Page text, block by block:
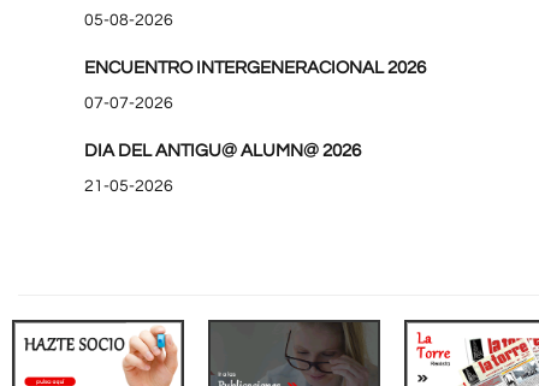
05-08-2026
ENCUENTRO INTERGENERACIONAL 2026
07-07-2026
DIA DEL ANTIGU@ ALUMN@ 2026
21-05-2026